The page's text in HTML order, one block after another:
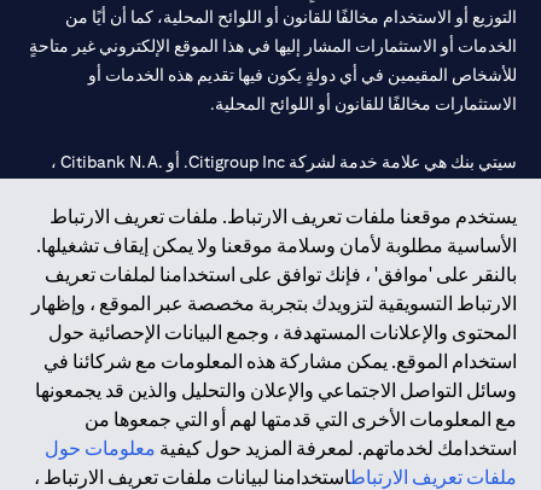
يستخدم موقعنا ملفات تعريف الارتباط. ملفات تعريف الارتباط
الأساسية مطلوبة لأمان وسلامة موقعنا ولا يمكن إيقاف تشغيلها.
بالنقر على 'موافق' ، فإنك توافق على استخدامنا لملفات تعريف
الارتباط التسويقية لتزويدك بتجربة مخصصة عبر الموقع ، وإظهار
المحتوى والإعلانات المستهدفة ، وجمع البيانات الإحصائية حول
استخدام الموقع. يمكن مشاركة هذه المعلومات مع شركائنا في
وسائل التواصل الاجتماعي والإعلان والتحليل والذين قد يجمعونها
مع المعلومات الأخرى التي قدمتها لهم أو التي جمعوها من
استخدامك لخدماتهم. لمعرفة المزيد حول كيفية معلومات حول
ملفات تعريف الارتباطاستخدامنا لبيانات ملفات تعريف الارتباط ،
التوزيع أو الاستخدام مخالفًا للقانون أو اللوائح المحلية، كما أن أيًا من
الخدمات أو الاستثمارات المشار إليها في هذا الموقع الإلكتروني غير متاحةٍ
للأشخاص المقيمين في أي دولةٍ يكون فيها تقديم هذه الخدمات أو
الاستثمارات مخالفًا للقانون أو اللوائح المحلية.
سيتي بنك هي علامة خدمة لشركة Citigroup Inc. أو .Citibank N.A ،
سيتي بنك إن. إيه. الإمارات مسجل لدى مصرف الإمارات المركزي تحت
أرقام التراخيص 202563 لفرع الوصل في دبي، 531989 لفرع مول
الإمارات في دبي، و CN-1002019 لفرع أبوظبي. هاتف: 4000 311 04.
فرع سيتي بنك إن إيه - الإمارات العربية المتحدة مرخص من مصرف
الإمارات العربية المتحدة المركزي كفرع لبنك أجنبي.
سيتي بنك إن إيه الإمارات العربية المتحدة مرخص من هيئة الأوراق المالية
والسلع في الإمارات العربية المتحدة ("SCA") للقيام بالنشاط المالي لـ أ)
الاستشارات المالية والتعريف والترويج بموجب ترخيص رقم
20200000097 ب) وسيط تداول في الأسواق الدولية بموجب ترخيص